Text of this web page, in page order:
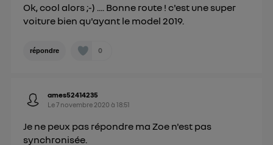
Ok, cool alors ;-) .... Bonne route ! c'est une super
voiture bien qu'ayant le model 2019.
répondre 0
ames52414235
Le7 novembre 2020 à18:51
Je ne peux pas répondre ma Zoe n'est pas
synchronisée.